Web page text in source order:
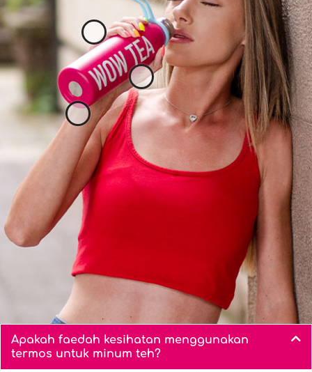
Apakah faedah kesihatan menggunakan
termos untuk minum teh?